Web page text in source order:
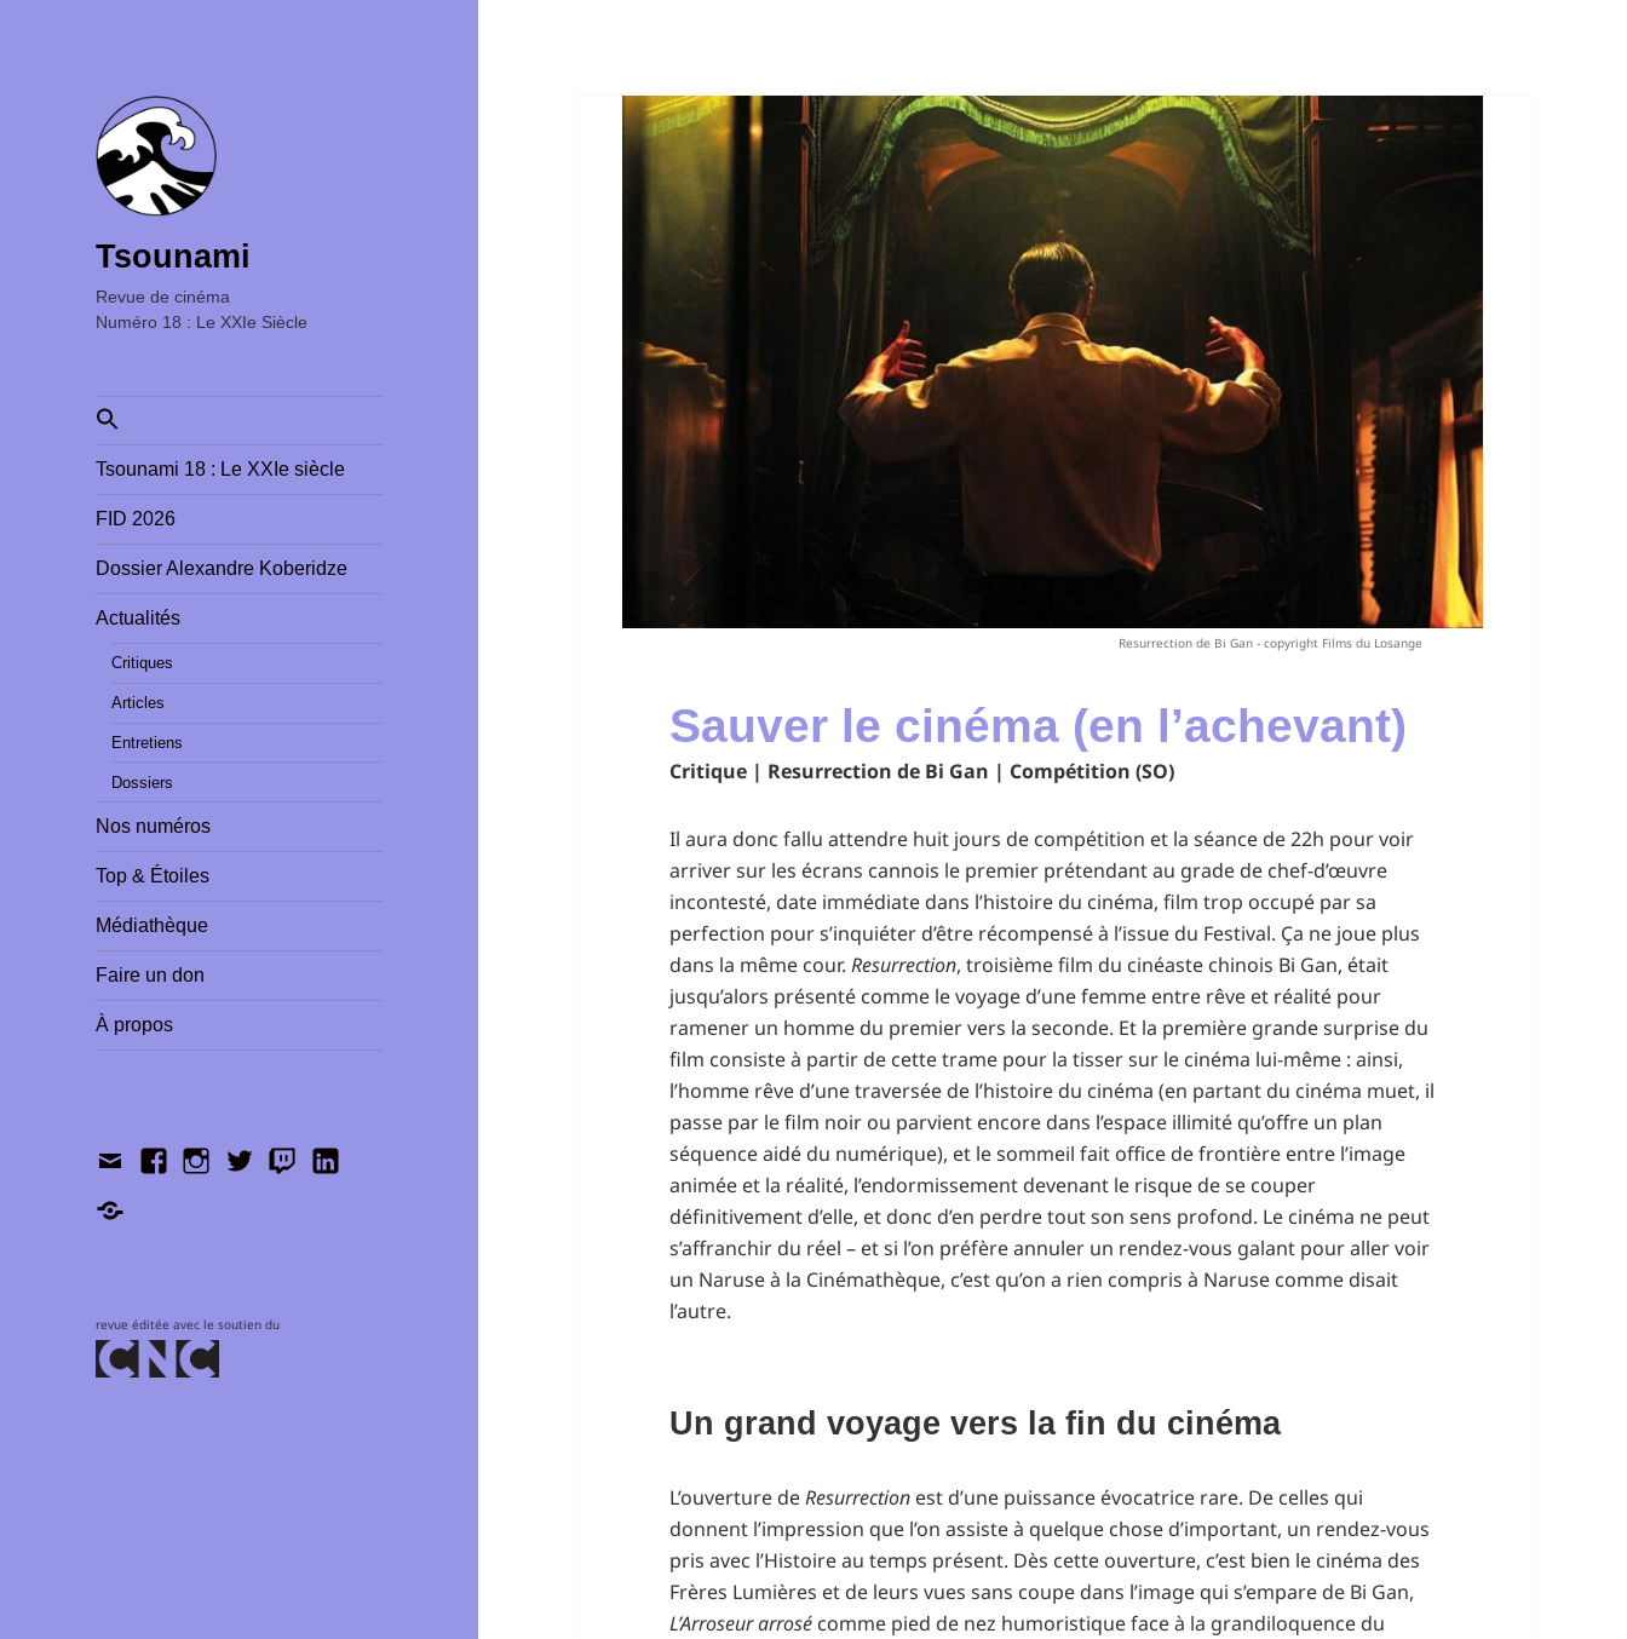
Tsounami
Revue de cinéma ‎ ‎ ‎ ‎ ‎ ‎ ‎ ‎ ‎ ‎ ‎ ‎ ‎ ‎ ‎ ‎ ‎ ‎ ‎ ‎ ‎ ‎ ‎ ‎ ‎ ‎
Numéro 18 : Le XXIe Siècle
Search
for:
Tsounami 18 : Le XXIe siècle
FID 2026
Dossier Alexandre Koberidze
Actualités
Critiques
Articles
Entretiens
Dossiers
Nos numéros
Top & Étoiles
Médiathèque
Faire un don
À propos
ContactFacebookInstagramTwitterTwitchLinkedIn
Shop
revue éditée avec le soutien du
Resurrection de Bi Gan - copyright Films du Losange
Sauver le cinéma (en l’achevant)
Critique | Resurrection de Bi Gan | Compétition (SO)
Il aura donc fallu attendre huit jours de compétition et la séance de 22h pour voir
arriver sur les écrans cannois le premier prétendant au grade de chef-d’œuvre
incontesté, date immédiate dans l’histoire du cinéma, film trop occupé par sa
perfection pour s’inquiéter d’être récompensé à l’issue du Festival. Ça ne joue plus
dans la même cour.Resurrection, troisième film du cinéaste chinois Bi Gan, était
jusqu’alors présenté comme le voyage d’une femme entre rêve et réalité pour
ramener un homme du premier vers la seconde. Et la première grande surprise du
film consiste à partir de cette trame pour la tisser sur le cinéma lui-même : ainsi,
l’homme rêve d’une traversée de l’histoire du cinéma (en partant du cinéma muet, il
passe par le film noir ou parvient encore dans l’espace illimité qu’offre un plan
séquence aidé du numérique), et le sommeil fait office de frontière entre l’image
animée et la réalité, l’endormissement devenant le risque de se couper
définitivement d’elle, et donc d’en perdre tout son sens profond. Le cinéma ne peut
s’affranchir du réel – et si l’on préfère annuler un rendez-vous galant pour aller voir
un Naruse à la Cinémathèque, c’est qu’on a rien compris à Naruse comme disait
l’autre.
Un grand voyage vers la fin du cinéma
L’ouverture deResurrection est d’une puissance évocatrice rare. De celles qui
donnent l’impression que l’on assiste à quelque chose d’important, un rendez-vous
pris avec l’Histoire au temps présent. Dès cette ouverture, c’est bien le cinéma des
Frères Lumières et de leurs vues sans coupe dans l’image qui s’empare de Bi Gan,
L’Arroseur arrosé comme pied de nez humoristique face à la grandiloquence du